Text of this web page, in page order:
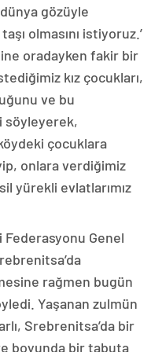
gözüyle
olmasını istiyoruz.’
oradayken fakir bir
kız çocukları,
ve bu
söyleyerek,
çocuklara
onlara verdiğimiz
yürekli evlatlarımız
Genel
rağmen bugün
Yaşanan zulmün
Srebrenitsa’da bir
boyunda bir tabuta